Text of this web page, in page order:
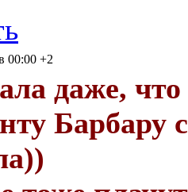
00:00 +2
даже,
Барбару